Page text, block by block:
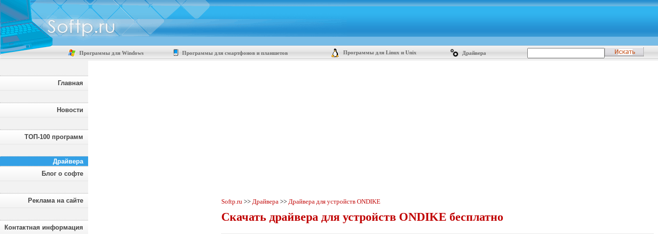
Программы для Windows Программы для смартфонов и планшетов Программы для Linux и Unix Драйвера
Главная
Новости
ТОП-100 программ
Драйвера
Блог о софте
Реклама на сайте
Контактная информация
Softp.ru >> Драйвера >> Драйвера для устройств ONDIKE
Скачать драйвера для устройств ONDIKE бесплатно